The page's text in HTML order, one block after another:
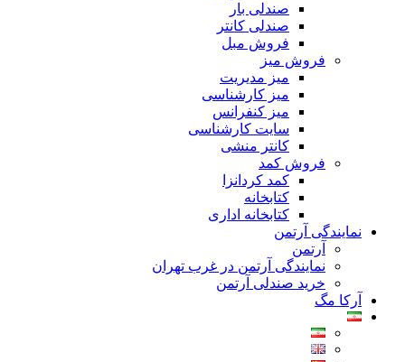
صندلی بار
صندلی کانتر
فروش مبل
فروش میز
میز مدیریت
میز کارشناسی
میز کنفرانس
سایت کارشناسی
کانتر منشی
فروش کمد
کمد کردانزا
کتابخانه
کتابخانه اداری
نمایندگی آرتمن
آرتمن
نمایندگی آرتمن در غرب تهران
خرید صندلی آرتمن
آرکا مگ